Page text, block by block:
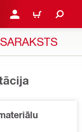
PIESLĒGTIES VAI
IEPIRKŠANĀS